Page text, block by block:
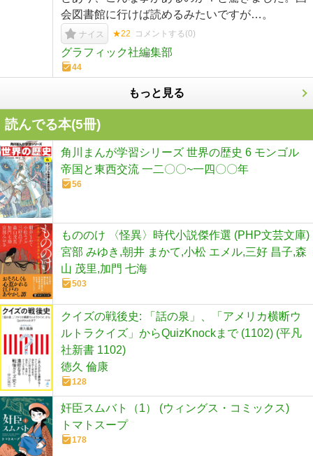
会図書館に行けば読めるみたいですが…。
ナイス ★22 コメントする(0)
グラフィック社編集部
44
もっと見る
読んでる本(5冊)
角川まんが学習シリーズ 世界の歴史 6 モンゴル
帝国と東西交流 一二〇〇~一四〇〇年
56
もののけ 〈怪異〉時代小説傑作選 (PHP文芸文庫)
宮部 みゆき,朝井 まかて,小松 エメル,三好 昌子,森
山 茂里,加門 七海
503
クイズの戦後史: 「話の泉」、「アメリカ横断ウ
ルトラクイズ」からQuizKnockまで (1102) (平凡
社新書 1102)
徳久 倫康
128
奸臣スムバト（1） (ウィングス・コミックス)
トマトスープ
178